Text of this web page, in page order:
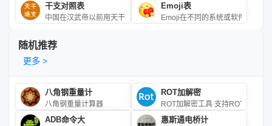
干支对照表
中国在汉武帝以前用天干地支纪年；从汉武帝到清末，用皇帝年号加
Emoji表
Emoji在不同的系统或软件上的样
随机推荐
更多 >
八角钢重量计
八角钢重量计算器
ROT加解密
ROT加解密工具 支持
ADB命令大 惠斯通电桥计